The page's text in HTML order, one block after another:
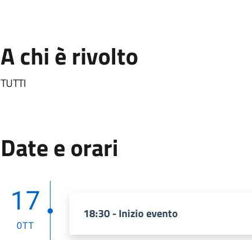
A chi è rivolto
TUTTI
Date e orari
17
OTT
18:30 - Inizio evento